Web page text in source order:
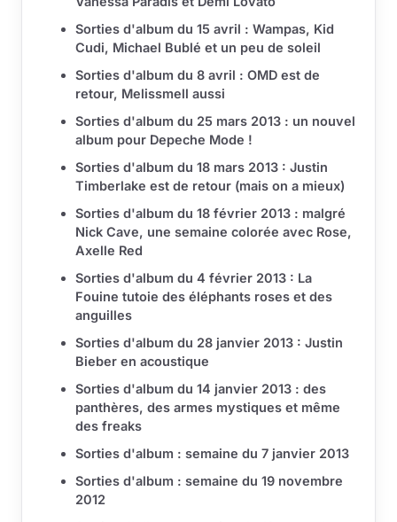
Sorties d'album du 15 avril : Wampas, Kid
Cudi, Michael Bublé et un peu de soleil
Sorties d'album du 8 avril : OMD est de
retour, Melissmell aussi
Sorties d'album du 25 mars 2013 : un nouvel
album pour Depeche Mode !
Sorties d'album du 18 mars 2013 : Justin
Timberlake est de retour (mais on a mieux)
Sorties d'album du 18 février 2013 : malgré
Nick Cave, une semaine colorée avec Rose,
Axelle Red
Sorties d'album du 4 février 2013 : La
Fouine tutoie des éléphants roses et des
anguilles
Sorties d'album du 28 janvier 2013 : Justin
Bieber en acoustique
Sorties d'album du 14 janvier 2013 : des
panthères, des armes mystiques et même
des freaks
Sorties d'album : semaine du 7 janvier 2013
Sorties d'album : semaine du 19 novembre
2012